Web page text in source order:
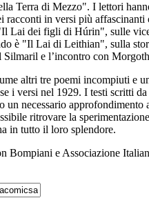
Terra di Mezzo". I lettori
racconti in versi più affascinanti
Lai dei figli di Húrin", sulle
è "Il Lai di Leithian", sulla
Silmaril e l’incontro con
altri tre poemi incompiuti e
i versi nel 1929. I testi scritti
un necessario approfondimento
ritrovare la
in tutto il loro splendore.
Bompiani e Associazione